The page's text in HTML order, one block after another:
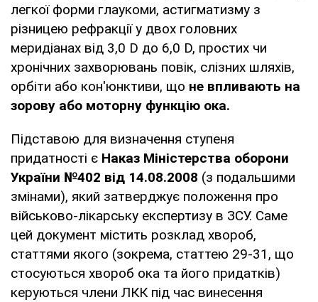
легкої форми глаукоми, астигматизму з
різницею рефракції у двох головних
меридіанах від 3,0 D до 6,0 D, простих чи
хронічних захворювань повік, слізних шляхів,
орбіти або кон'юнктиви, що не впливають на
зорову або моторну функцію ока.
Підставою для визначення ступеня
придатності є Наказ Міністерства оборони
України №402 від 14.08.2008 (з подальшими
змінами), який затверджує положення про
військово-лікарську експертизу в ЗСУ. Саме
цей документ містить розклад хвороб,
статтями якого (зокрема, статтею 29-31, що
стосуються хвороб ока та його придатків)
керуються члени ЛКК під час винесення